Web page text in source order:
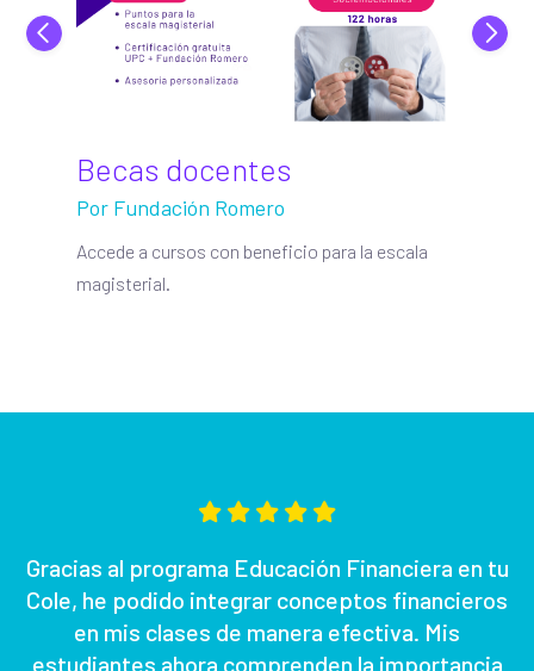
Becas docentes
Por Fundación Romero
Accede a cursos con beneficio para la escala
magisterial.
Gracias al programa Educación Financiera en tu
Cole, he podido integrar conceptos financieros
en mis clases de manera efectiva. Mis
estudiantes ahora comprenden la importancia